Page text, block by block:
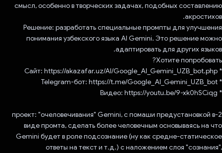
смысл, особенно в творческих задачах, подобных составлению
акростихов.
Решение: разработать специальные промпты для улучшения
понимания узбекского языка AI Gemini. Это решение можно
адаптировать для других языков.
Хотите попробовать?
* Сайт: https://akazafar.uz/AI/Google_AI_Gemini_UZB_bot.php
* Telegram-бот: https://t.me/Google_AI_Gemini_UZB_bot
* Видео: https://youtu.be/9-xk0hSCiqg
2-проект: "очеловечивания" Gemini, с помаши предустановкой в
виде промта, сделать более человечным основываясь на что
Gemini будет в роле подсознание (ну как средне-статическое
ответы на текст и т.д.) с наложением слоя "сознания",